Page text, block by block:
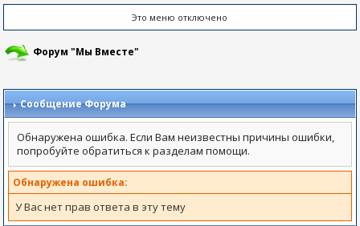
Это меню отключено
Форум "Мы Вместе"
Сообщение Форума
Обнаружена ошибка. Если Вам неизвестны причины ошибки,
попробуйте обратиться к разделам помощи.
Обнаружена ошибка:
У Вас нет прав ответа в эту тему